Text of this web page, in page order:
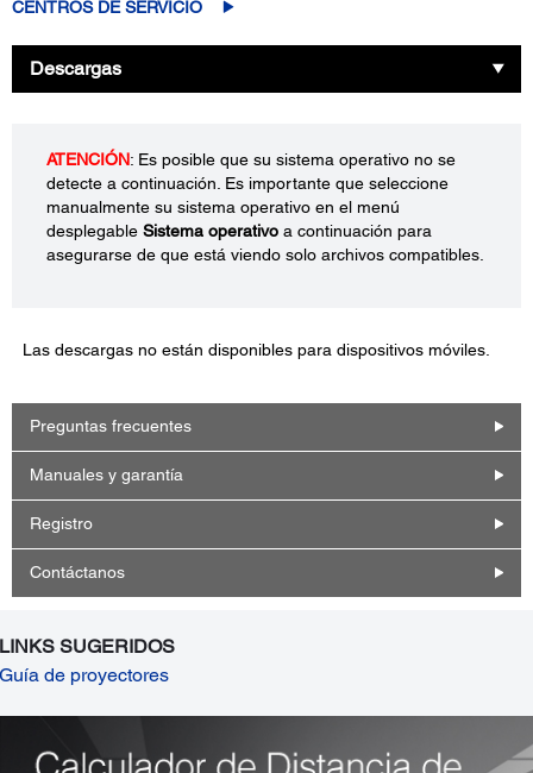
CENTROS DE SERVICIO
Descargas
ATENCIÓN: Es posible que su sistema operativo no se
detecte a continuación. Es importante que seleccione
manualmente su sistema operativo en el menú
desplegable Sistema operativo a continuación para
asegurarse de que está viendo solo archivos compatibles.
Las descargas no están disponibles para dispositivos móviles.
Preguntas frecuentes
Manuales y garantía
Registro
Contáctanos
LINKS SUGERIDOS
Guía de proyectores